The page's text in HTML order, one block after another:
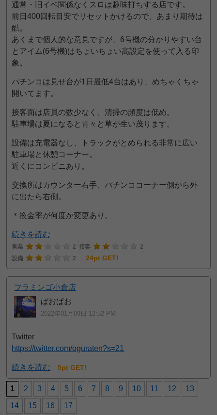
通常・旧イベ関係なくスロは趣味打ちする店です。
前日400回転目安でリセットかけるので、あまり期待は
酷。
あくまで個人的な意見ですが、6号機の分かりやすい台
とアイム(6号機)はちょいちょい高設定を使って入る印
象。
パチンコは見せ台が1日最低4台はあり、めちゃくちゃ
開いてます。
接客面は店員の数少なく、清掃の頻度は低め。
駐車場は夏になると青々と草が生い茂ります。
設備は充電器なし、トラックがとめられる非常に広い
駐車場と休憩コーナー。
近くにコンビニあり。
交換所はカウンター右手、パチンココーナー側から外
に出たら右側。
＊換金率が何度か変更あり。
続きを読む
営業 2 接客
2
設備
2 24pt GET!
フラミンゴ小倉店
ぱおぱお
2022年01月09日 12:52 PM
Twitter
https://twitter.com/oguraten?s=21
続きを読む 5pt GET!
1 2 3 4 5 6 7 8 9 10 11 12 13
14 15 16 17